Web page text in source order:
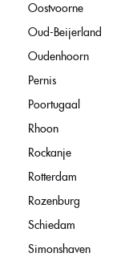
Oostvoorne
Oud-Beijerland
Oudenhoorn
Pernis
Poortugaal
Rhoon
Rockanje
Rotterdam
Rozenburg
Schiedam
Simonshaven